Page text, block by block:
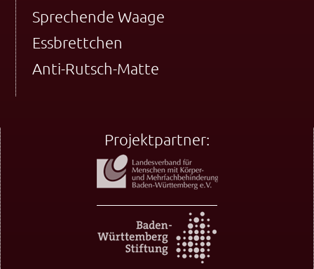
Sprechende Waage
Essbrettchen
Anti-Rutsch-Matte
Projektpartner: